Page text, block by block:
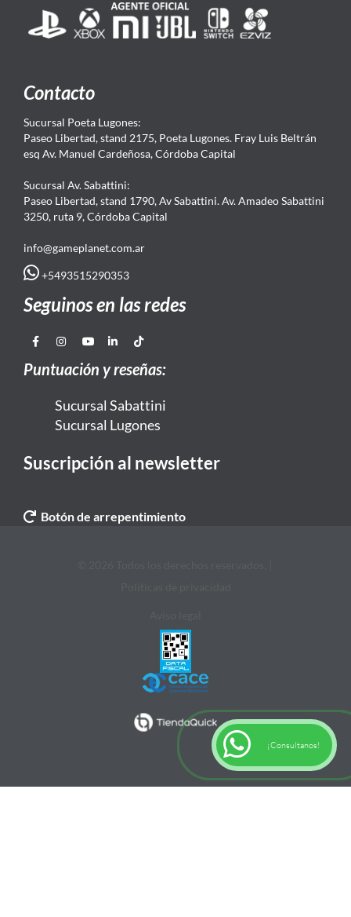
Contacto
Sucursal Poeta Lugones:
Paseo Libertad, stand 2175, Poeta Lugones. Fray Luis Beltrán
esq Av. Manuel Cardeñosa, Córdoba Capital
Sucursal Av. Sabattini:
Paseo Libertad, stand 1790, Av Sabattini. Av. Amadeo Sabattini
3250, ruta 9, Córdoba Capital
info@gameplanet.com.ar
+5493515290353
Seguinos en las redes
Puntuación y reseñas:
Sucursal Sabattini
Sucursal Lugones
Suscripción al newsletter
Botón de arrepentimiento
¡Consultanos!